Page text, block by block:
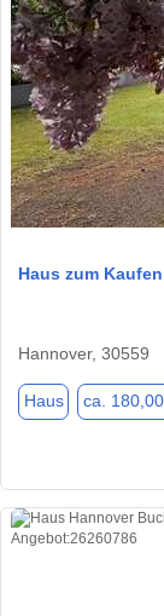
Haus zum
Hannover, 30559
Haus ca.